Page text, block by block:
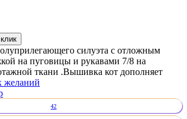
силуэта с отложным
на пуговицы и рукавами 7/8 на
ткани .Вышивка кот дополняет
желаний
42